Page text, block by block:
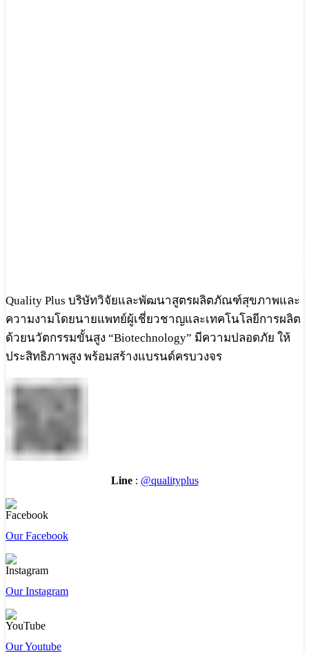
Quality Plus บริษัทวิจัยและพัฒนาสูตรผลิตภัณฑ์สุขภาพและ
ความงามโดยนายแพทย์ผู้เชี่ยวชาญและเทคโนโลยีการผลิต
ด้วยนวัตกรรมขั้นสูง “Biotechnology” มีความปลอดภัย ให้
ประสิทธิภาพสูง พร้อมสร้างแบรนด์ครบวงจร
Line: @qualityplus
Our Facebook
Our Instagram
Our Youtube